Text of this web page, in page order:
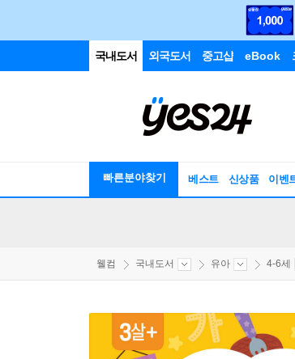
국내도서 외국도서 중고샵 eBook
빠른분야찾기 베스트 신상품 이벤
웰컴 국내도서 유아 4-6세